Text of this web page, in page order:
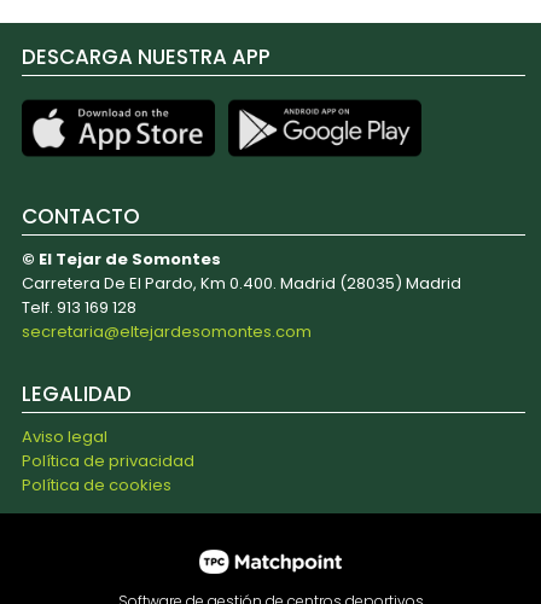
DESCARGA NUESTRA APP
CONTACTO
© El Tejar de Somontes
Carretera De El Pardo, Km 0.400. Madrid (28035) Madrid
Telf. 913 169 128
secretaria@eltejardesomontes.com
LEGALIDAD
Aviso legal
Política de privacidad
Política de cookies